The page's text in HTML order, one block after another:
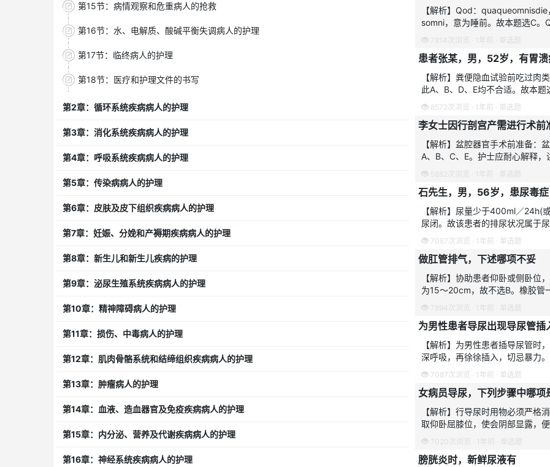
第15节：病情观察和危重病人的抢救
第16节：水、电解质、酸碱平衡失调病人的护理
第17节：临终病人的护理
第18节：医疗和护理文件的书写
第2章：循环系统疾病病人的护理
第3章：消化系统疾病病人的护理
第4章：呼吸系统疾病病人的护理
第5章：传染病病人的护理
第6章：皮肤及皮下组织疾病病人的护理
第7章：妊娠、分娩和产褥期疾病病人的护理
第8章：新生儿和新生儿疾病的护理
第9章：泌尿生殖系统疾病病人的护理
第10章：精神障碍病人的护理
第11章：损伤、中毒病人的护理
第12章：肌肉骨骼系统和结缔组织疾病病人的护理
第13章：肿瘤病人的护理
第14章：血液、造血器官及免疫疾病病人的护理
第15章：内分泌、营养及代谢疾病病人的护理
第16章：神经系统疾病病人的护理
【解析】Qod：
somni，意为睡前。故本题选C
7814次浏览 · 1年前 · 单选题
【解析】粪便隐血试验前吃过肉
此A、B、D、E均不合适。故本
动物血、绿叶蔬菜可造成假阳性的
8572次浏览 · 1年前 · 单选题
【解析】盆腔器官手术前准备：
A、B、C、E。护士应耐心解释
帘或用屏风遮挡，注意视觉隐蔽。
5882次浏览 · 1年前 · 单选题
【解析】尿量少于400ml／24h(
尿闭。故该患者的排尿状况属于
60ml，故考虑尿潴
7087次浏览 · 1年前 · 单选题
做肛管排气，下述哪项不妥
【解析】协助患者仰卧或侧卧位
为15～20cm，故不选B。橡胶管
C。按摩腹部可助气体排出是正确
7894次浏览 · 1年前 · 单选题
为男性患者导尿出现导尿管插
【解析】为男性患者插导尿管时
深呼吸，再徐徐插入，切忌暴力
察考生对男性导尿的掌握。熟知男
7087次浏览 · 1年前 · 单选题
女病员导尿，下列步骤中哪项
【解析】行导尿时用物必须严格
取仰卧屈膝位，使会阴部显露，
膜，故不选C。女性的尿道短，只
7020次浏览 · 1年前 · 单选题
膀胱炎时，新鲜尿液有